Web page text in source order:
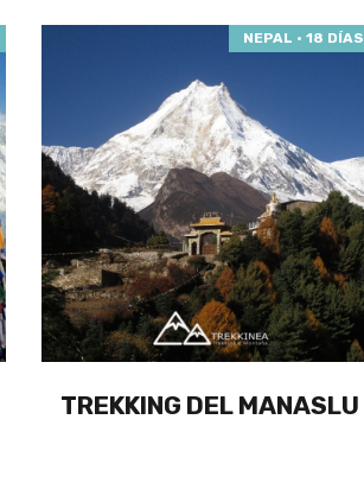
NEPAL · 18 DÍAS
TREKKING DEL MANASLU